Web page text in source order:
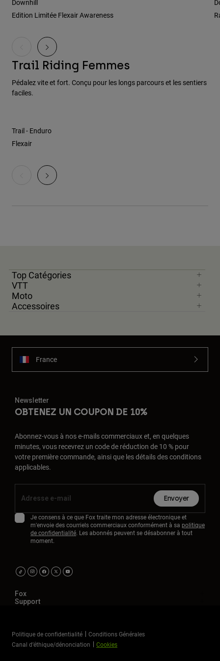
Accessoires
Sacs et sacs à dos
Chapeaux et Casquettes
Downhill
Edition Limitée Flexair Awareness
Trail Riding Femmes
Pédalez vite et fort. Conçu pour les longs parcours et les sentiers
faciles.
Trail - Enduro
Flexair
Top Catégories
VTT
Moto
Accessoires
France
Newsletter
OBTENEZ UN COUPON DE 10%
Abonnez-vous à nos e-mails commerciaux et, en quelques
minutes, vous recevrez un code de réduction de 10 % pour
votre première commande, ainsi que les détails des conditions
applicables.
Envoyer
Je consens à ce que Fox traite mon adresse électronique et
m'envoie des courriels commerciaux conformément à sa politique
de confidentialité. Les abonnés peuvent se désabonner à tout
moment.
Fox
Support
Politique de confidentialité
Conditions Générales
Canal d’éthique/dénonciation
Cookies